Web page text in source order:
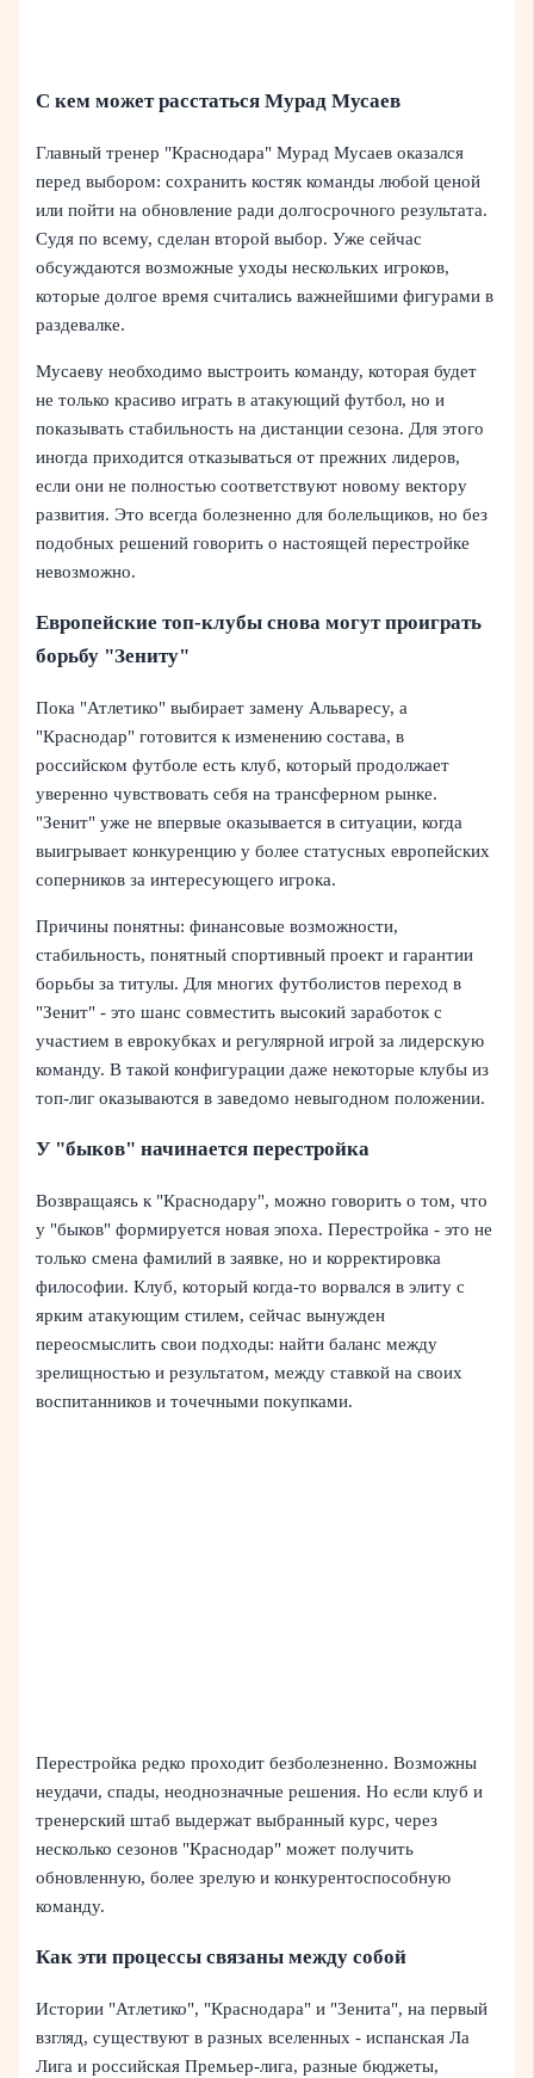
С кем может расстаться Мурад Мусаев
Главный тренер "Краснодара" Мурад Мусаев оказался
перед выбором: сохранить костяк команды любой ценой
или пойти на обновление ради долгосрочного результата.
Судя по всему, сделан второй выбор. Уже сейчас
обсуждаются возможные уходы нескольких игроков,
которые долгое время считались важнейшими фигурами в
раздевалке.
Мусаеву необходимо выстроить команду, которая будет
не только красиво играть в атакующий футбол, но и
показывать стабильность на дистанции сезона. Для этого
иногда приходится отказываться от прежних лидеров,
если они не полностью соответствуют новому вектору
развития. Это всегда болезненно для болельщиков, но без
подобных решений говорить о настоящей перестройке
невозможно.
Европейские топ-клубы снова могут проиграть
борьбу "Зениту"
Пока "Атлетико" выбирает замену Альваресу, а
"Краснодар" готовится к изменению состава, в
российском футболе есть клуб, который продолжает
уверенно чувствовать себя на трансферном рынке.
"Зенит" уже не впервые оказывается в ситуации, когда
выигрывает конкуренцию у более статусных европейских
соперников за интересующего игрока.
Причины понятны: финансовые возможности,
стабильность, понятный спортивный проект и гарантии
борьбы за титулы. Для многих футболистов переход в
"Зенит" - это шанс совместить высокий заработок с
участием в еврокубках и регулярной игрой за лидерскую
команду. В такой конфигурации даже некоторые клубы из
топ-лиг оказываются в заведомо невыгодном положении.
У "быков" начинается перестройка
Возвращаясь к "Краснодару", можно говорить о том, что
у "быков" формируется новая эпоха. Перестройка - это не
только смена фамилий в заявке, но и корректировка
философии. Клуб, который когда-то ворвался в элиту с
ярким атакующим стилем, сейчас вынужден
переосмыслить свои подходы: найти баланс между
зрелищностью и результатом, между ставкой на своих
воспитанников и точечными покупками.
Перестройка редко проходит безболезненно. Возможны
неудачи, спады, неоднозначные решения. Но если клуб и
тренерский штаб выдержат выбранный курс, через
несколько сезонов "Краснодар" может получить
обновленную, более зрелую и конкурентоспособную
команду.
Как эти процессы связаны между собой
Истории "Атлетико", "Краснодара" и "Зенита", на первый
взгляд, существуют в разных вселенных - испанская Ла
Лига и российская Премьер-лига, разные бюджеты,